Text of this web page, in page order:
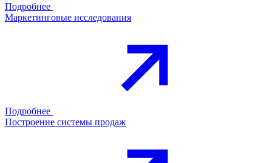
Подробнее
Маркетинговые исследования
Подробнее
Построение системы продаж